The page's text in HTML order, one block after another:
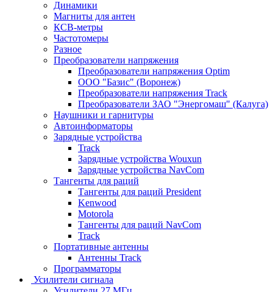
Динамики
Магниты для антен
КСВ-метры
Частотомеры
Разное
Преобразователи напряжения
Преобразователи напряжения Optim
ООО "Базис" (Воронеж)
Преобразователи напряжения Track
Преобразователи ЗАО "Энергомаш" (Калуга)
Наушники и гарнитуры
Автоинформаторы
Зарядные устройства
Track
Зарядные устройства Wouxun
Зарядные устройства NavCom
Тангенты для раций
Тангенты для раций President
Kenwood
Motorola
Тангенты для раций NavCom
Track
Портативные антенны
Антенны Track
Программаторы
Усилители сигнала